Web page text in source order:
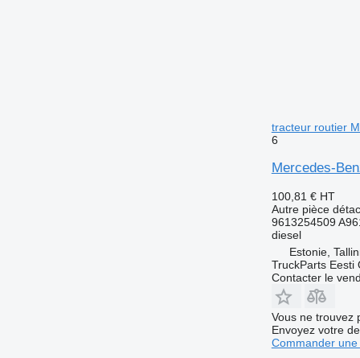
tracteur routier
6
Mercedes-
100,81 € HT
Autre pièce
9613254509
diesel
Estonie,
TruckParts Eesti
Contacter le
Vous ne trouvez
Envoyez votre
Commander